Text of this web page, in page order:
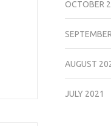
OCTOBER
AUGUST
JULY 2021